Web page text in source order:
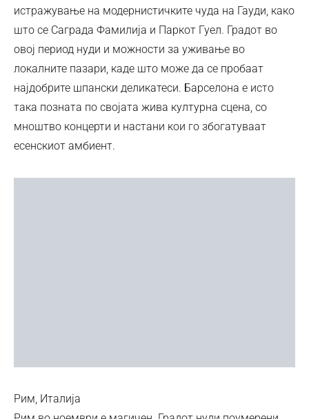
истражување на модернистичките чуда на Гауди, како
што се Саграда Фамилија и Паркот Гуел. Градот во
овој период нуди и можности за уживање во
локалните пазари, каде што може да се пробаат
најдобрите шпански деликатеси. Барселона е исто
така позната по својата жива културна сцена, со
мноштво концерти и настани кои го збогатуваат
есенскиот амбиент.
Рим, Италија